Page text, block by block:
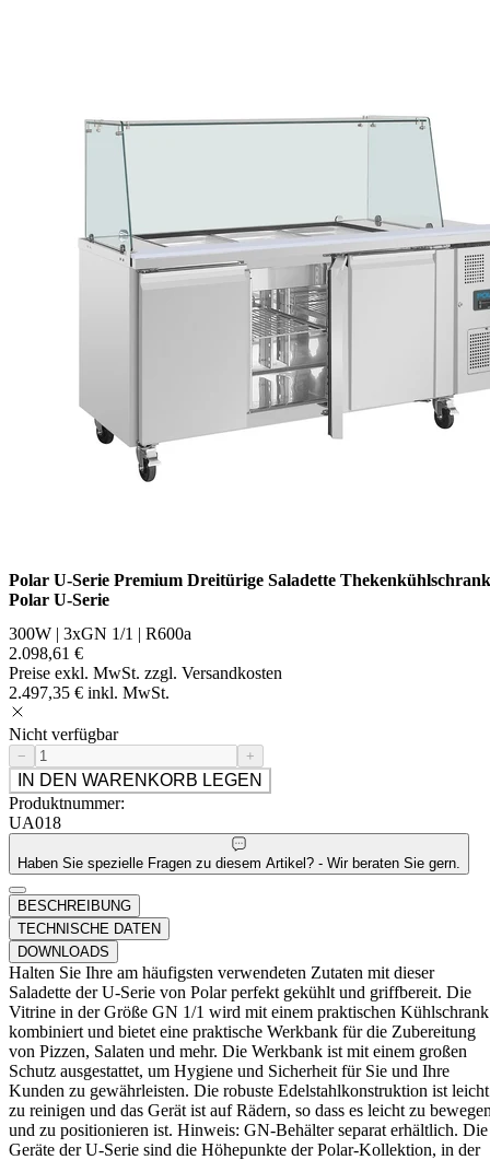
Polar U-Serie Premium Dreitürige Saladette Thekenkühlschrank
Polar U-Serie
300W | 3xGN 1/1 | R600a
2.098,61 €
Preise exkl. MwSt. zzgl. Versandkosten
2.497,35 € inkl. MwSt.
Nicht verfügbar
− +
IN DEN WARENKORB LEGEN
Produktnummer:
UA018
Haben Sie spezielle Fragen zu diesem Artikel? - Wir beraten Sie gern.
BESCHREIBUNG
TECHNISCHE DATEN
DOWNLOADS
Halten Sie Ihre am häufigsten verwendeten Zutaten mit dieser
Saladette der U-Serie von Polar perfekt gekühlt und griffbereit. Die
Vitrine in der Größe GN 1/1 wird mit einem praktischen Kühlschrank
kombiniert und bietet eine praktische Werkbank für die Zubereitung
von Pizzen, Salaten und mehr. Die Werkbank ist mit einem großen
Schutz ausgestattet, um Hygiene und Sicherheit für Sie und Ihre
Kunden zu gewährleisten. Die robuste Edelstahlkonstruktion ist leicht
zu reinigen und das Gerät ist auf Rädern, so dass es leicht zu
und zu positionieren ist. Hinweis: GN-Behälter separat erhältlich. Die
Geräte der U-Serie sind die Höhepunkte der Polar-Kollektion, in der